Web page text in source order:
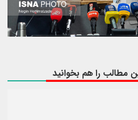
مطالب را هم بخوانید